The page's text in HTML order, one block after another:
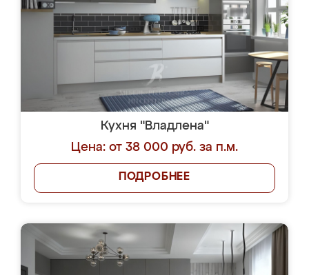
Кухня "Владлена"
Цена: от 38 000 руб. за п.м.
ПОДРОБНЕЕ